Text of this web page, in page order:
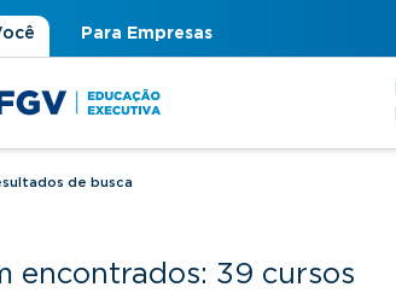
Para Empresas
está aqui
de busca
encontrados: 39 cursos